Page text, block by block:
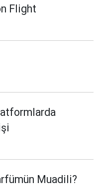
Flight
Muadili?